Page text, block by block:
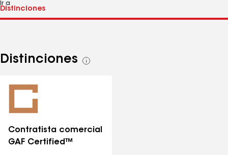
Ir a
Distinciones
Ver
Contratista comercial
GAF Certified™